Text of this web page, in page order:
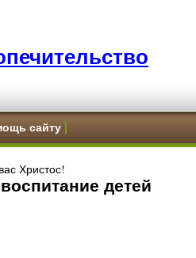
сайту
Христос!
детей